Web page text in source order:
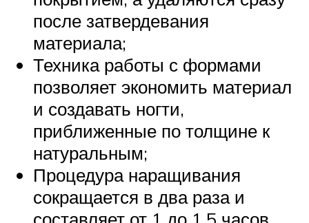
после затвердевания
материала;
Техника работы с формами
позволяет экономить материал
и создавать ногти,
приближенные по толщине к
натуральным;
Процедура наращивания
сокращается в два раза и